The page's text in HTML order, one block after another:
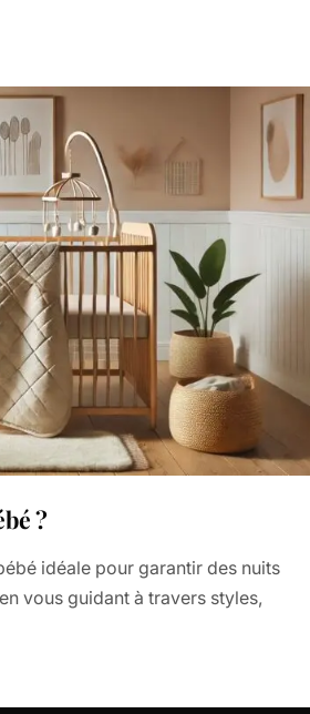
?
idéale pour garantir des nuits
vous guidant à travers styles,